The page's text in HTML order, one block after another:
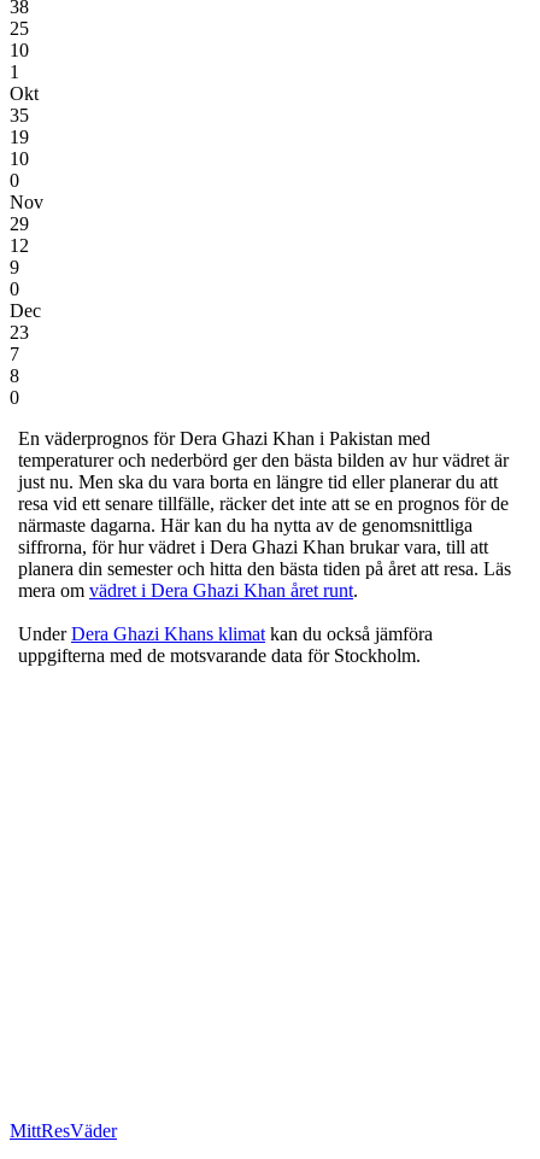
38
25
10
1
Okt
35
19
10
0
Nov
29
12
9
0
Dec
23
7
8
0
En väderprognos för Dera Ghazi Khan i Pakistan med
temperaturer och nederbörd ger den bästa bilden av hur vädret är
just nu. Men ska du vara borta en längre tid eller planerar du att
resa vid ett senare tillfälle, räcker det inte att se en prognos för de
närmaste dagarna. Här kan du ha nytta av de genomsnittliga
siffrorna, för hur vädret i Dera Ghazi Khan brukar vara, till att
planera din semester och hitta den bästa tiden på året att resa. Läs
mera om vädret i Dera Ghazi Khan året runt.
UnderDera Ghazi Khans klimat kan du också jämföra
uppgifterna med de motsvarande data för Stockholm.
MittResVäder